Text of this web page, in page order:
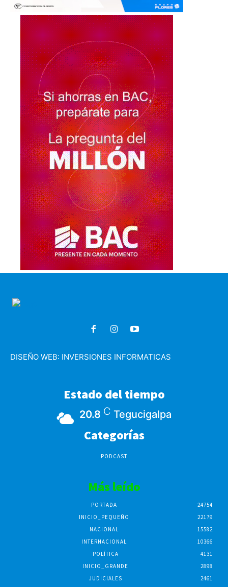
DISEÑO WEB: INVERSIONES INFORMATICAS
Estado del tiempo
20.8 C Tegucigalpa
Categorías
PODCAST
Más leído
PORTADA
24754
INICIO_PEQUEÑO
22179
NACIONAL
15582
INTERNACIONAL
10366
POLÍTICA
4131
INICIO_GRANDE
2898
JUDICIALES
2461